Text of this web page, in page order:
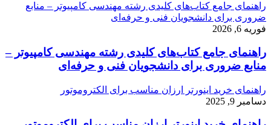
راهنمای جامع کتاب‌های کلیدی رشته مهندسی کامپیوتر – منابع
ضروری برای دانشجویان فنی و حرفه‌ای
فوریه 6, 2026
راهنمای جامع کتاب‌های کلیدی رشته مهندسی کامپیوتر –
منابع ضروری برای دانشجویان فنی و حرفه‌ای
راهنمای خرید اینورتر ارزان مناسب برای الکتروموتور
دسامبر 9, 2025